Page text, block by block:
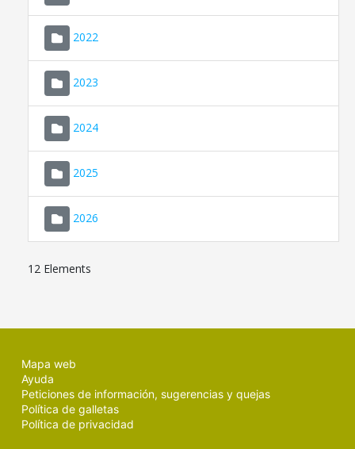
2022
2023
2024
2025
2026
12 Elements
Mapa web
Ayuda
Peticiones de información, sugerencias y quejas
Política de galletas
Política de privacidad